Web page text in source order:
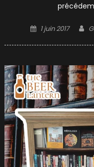
Posted
1 juin 2017